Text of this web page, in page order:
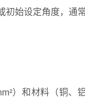
始设定角度，通
）和材料（铜